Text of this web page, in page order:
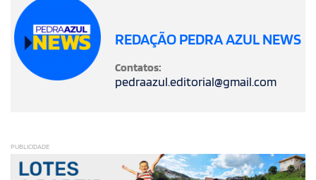
REDAÇÃO PEDRA AZUL NEWS
Contatos:
pedraazul.editorial@gmail.com
PUBLICIDADE